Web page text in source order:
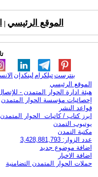
الموقع الرئيسي
لينكدإن تيلكرامبنترست
الموقع الرئيسي
هيئة ادارة الحوار المتمدن -
إحصائيات مؤسسة الحوار المتمدن
قواعد النشر
ابرز كتاب / كاتبات الحوار المتمدن
يوتيوب التمدن
مكتبة التمدن
عدد الزوار: 3,428,881,793
اضافة موضوع جديد
اضافة الاخبار
حملات الحوار المتمدن التضامنية